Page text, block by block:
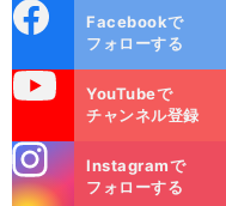
ok
Facebookで
フォローする
YouTubeで
チャンネル登録
m
Instagramで
フォローする